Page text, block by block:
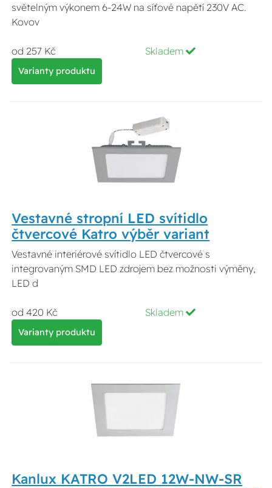
světelným výkonem 6-24W na síťové napětí 230V AC.
Kovov
od 257 Kč Skladem
Varianty produktu
Vestavné stropní LED svítidlo
čtvercové Katro výběr variant
Vestavné interiérové svítidlo LED čtvercové s
integrovaným SMD LED zdrojem bez možnosti výměny,
LED d
od 420 Kč Skladem
Varianty produktu
Kanlux KATRO V2LED 12W-NW-SR